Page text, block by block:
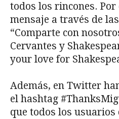
todos los rincones. Por
mensaje a través de
“Comparte con
Cervantes y
your love for
Además, en Twitter
el hashtag
que todos los